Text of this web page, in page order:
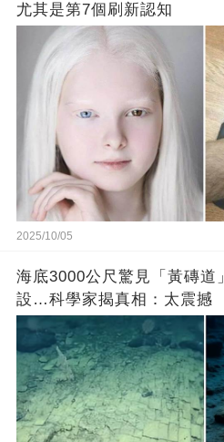
尤其是第7個刷新認知
2025/10/05
海底3000公尺驚見「黃磚道
設…科學家揭真相：太震撼